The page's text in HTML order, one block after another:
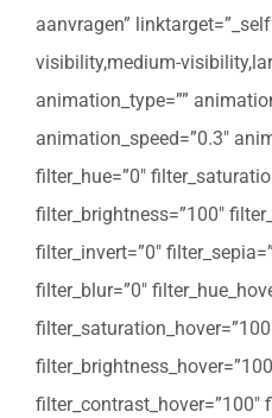
aanvragen”
visibility,medium-
animation_type=””
animation_speed=”0.3″
filter_hue=”0″
filter_brightness=”100″
filter_invert=”0″
filter_blur=”0″
filter_contrast_hover=”100″